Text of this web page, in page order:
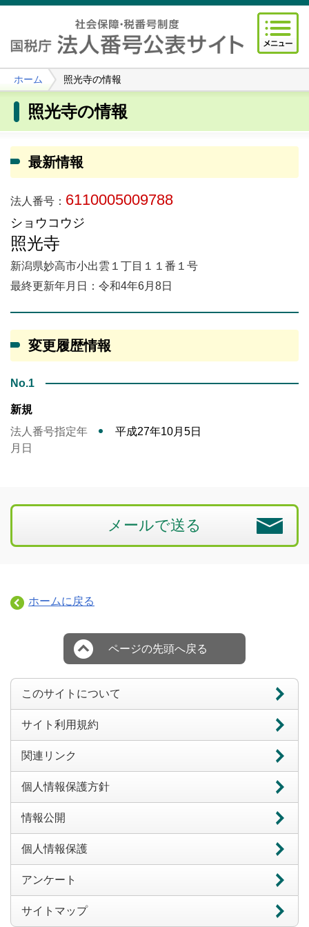
ホーム 照光寺の情報
照光寺の情報
最新情報
法人番号： 6110005009788
ショウコウジ
照光寺
新潟県妙高市小出雲１丁目１１番１号
最終更新年月日：令和4年6月8日
変更履歴情報
No.1
新規
法人番号指定年
月日
平成27年10月5日
メールで送る
ホームに戻る
ページの先頭へ戻る
このサイトについて
サイト利用規約
関連リンク
個人情報保護方針
情報公開
個人情報保護
アンケート
サイトマップ